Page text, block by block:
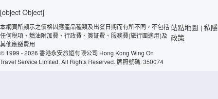
[object Object]
本網頁所顯示之價格因應產品種類及出發日期而有所不同，不包括
任何稅項、燃油附加費、行政費、簽証費、服務費(旅行團適用)及
其他應繳費用
© 1999 - 2026 香港永安旅遊有限公司 Hong Kong Wing On
Travel Service Limited. All Rights Reserved. 牌照號碼: 350074
站點地圖 | 私隱
政策